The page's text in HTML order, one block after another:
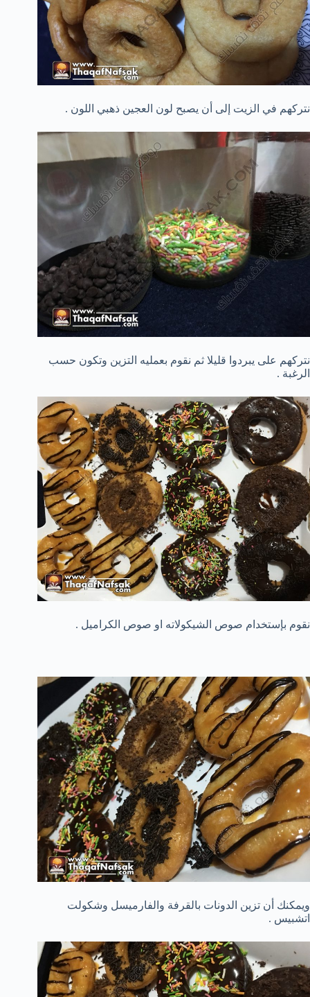
نتركهم في الزيت إلى أن يصبح لون العجين ذهبي اللون .
نتركهم على يبردوا قليلا ثم نقوم بعمليه التزين وتكون حسب
الرغبة .
نقوم بإستخدام صوص الشيكولاته او صوص الكراميل .
ويمكنك أن تزين الدونات بالقرفة والفارميسل وشكولت
اتشبيس .